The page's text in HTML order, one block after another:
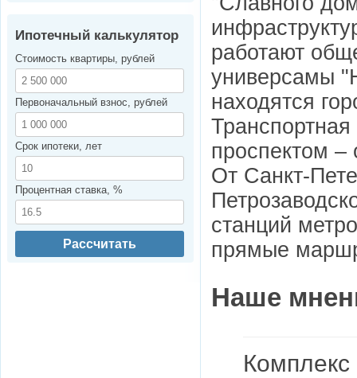
работают
универсамы
находятся
проспектом –
От Санкт-
станций
прямые
Наше
Комплекс
Ипотечный калькулятор
Стоимость квартиры, рублей
Первоначальный взнос, рублей
Срок ипотеки, лет
Процентная ставка, %
Рассчитать